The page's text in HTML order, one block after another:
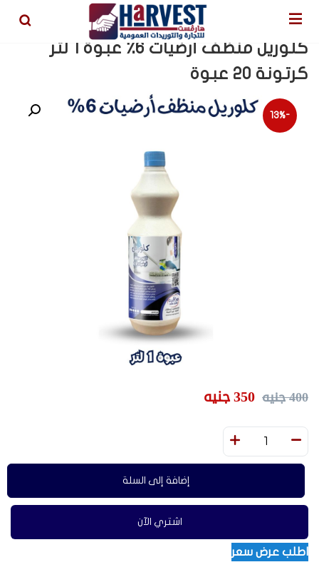
كلوريل منظف أرضيات 6٪ عبوة 1 لتر
كرتونة 20 عبوة
-13%
400جنيه 350جنيه
إضافة إلى السلة
اشتري الآن
اطلب عرض سعر